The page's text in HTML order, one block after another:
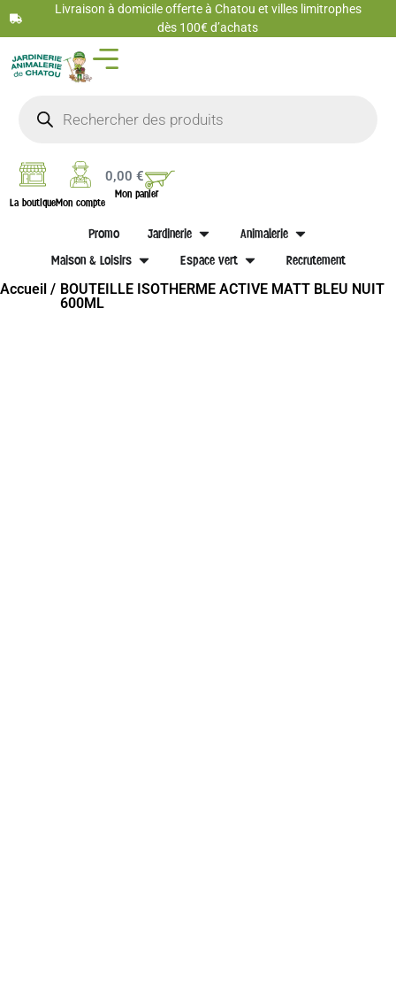
Livraison à domicile offerte à Chatou et villes limitrophes
dès 100€ d’achats
La boutiqueMon compte
0,00€
Mon panier
Promo Jardinerie
Animalerie
Maison & Loisirs
Espace vert Recrutement
Accueil / BOUTEILLE ISOTHERME ACTIVE MATT BLEU NUIT
600ML